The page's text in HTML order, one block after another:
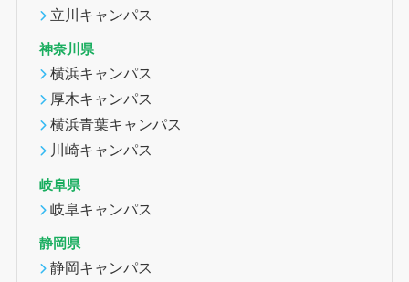
立川キャンパス
神奈川県
横浜キャンパス
厚木キャンパス
横浜青葉キャンパス
川崎キャンパス
岐阜県
岐阜キャンパス
静岡県
静岡キャンパス